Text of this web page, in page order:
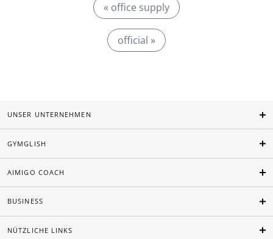
« office supply
official »
UNSER UNTERNEHMEN
GYMGLISH
AIMIGO COACH
BUSINESS
NÜTZLICHE LINKS